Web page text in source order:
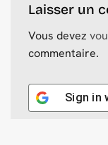
Laisser un
Vous devez
commentaire.
Sign in